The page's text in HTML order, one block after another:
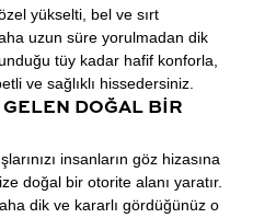
yükselti, bel ve sırt
uzun süre yorulmadan dik
tüy kadar hafif konforla,
ve sağlıklı hissedersiniz.
DOĞAL BIR
insanların göz hizasına
doğal bir otorite alanı yaratır.
dik ve kararlı gördüğünüz o